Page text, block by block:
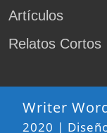
Artículos
Relatos Cortos
Writer
2020 |